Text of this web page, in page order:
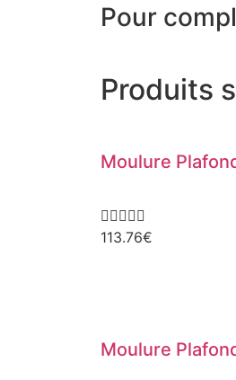
Pour
Produits
Moulure

113.76€
Moulure